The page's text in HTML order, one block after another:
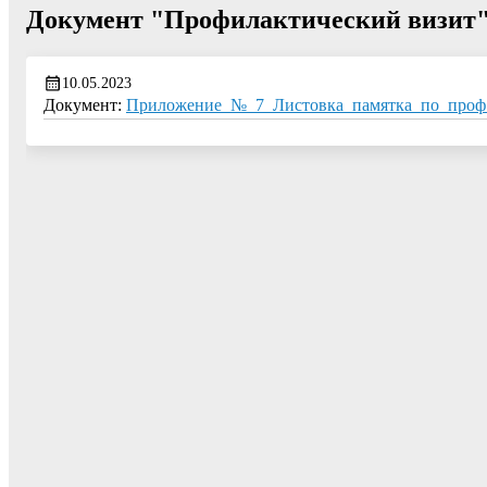
Документ "Профилактический визит"
10.05.2023
Документ: